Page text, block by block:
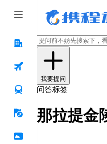
我要提问
问答标签
那拉提金